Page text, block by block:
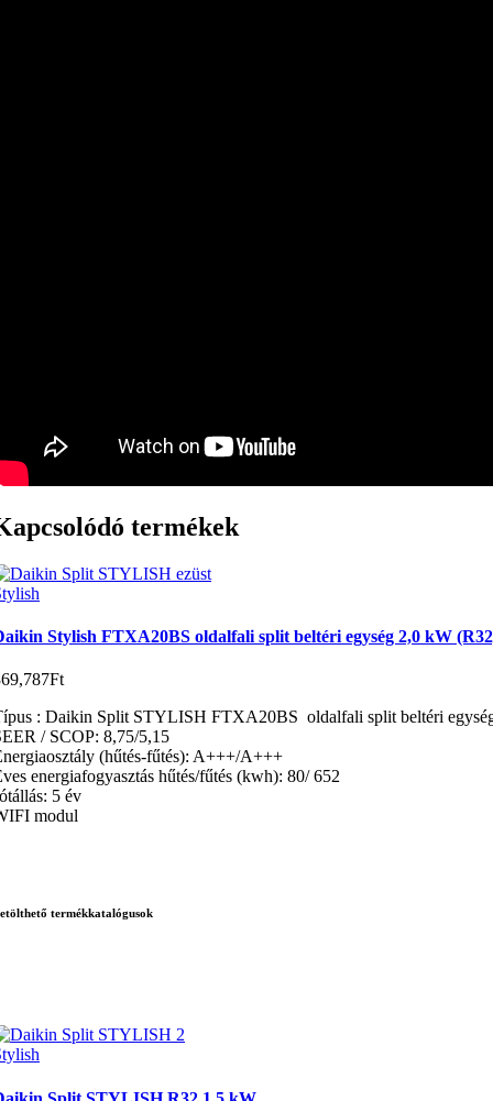
termékek
Stylish FTXA20BS oldalfali split beltéri egység 2,0 kW
Ft
: Daikin Split STYLISH FTXA20BS oldalfali split beltéri
/ SCOP: 8,75/5,15
(hűtés-fűtés): A+++/A+++
energiafogyasztás hűtés/fűtés (kwh): 80/ 652
5 év
modul
termékkatalógusok